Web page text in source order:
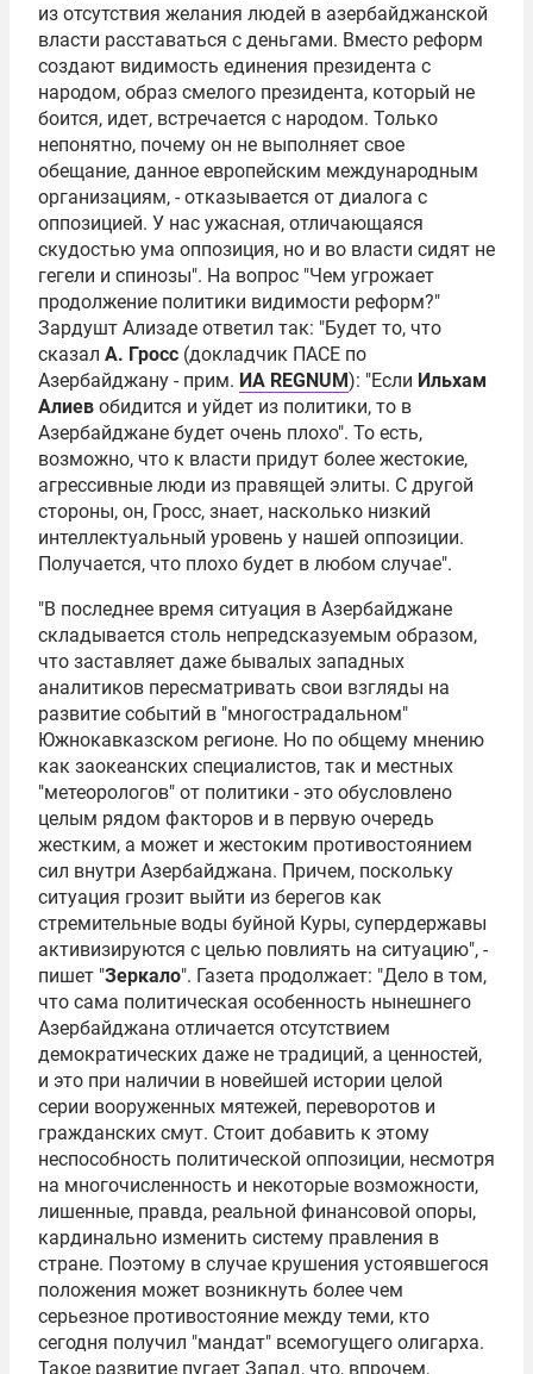
из отсутствия желания людей в азербайджанской
власти расставаться с деньгами. Вместо реформ
создают видимость единения президента с
народом, образ смелого президента, который не
боится, идет, встречается с народом. Только
непонятно, почему он не выполняет свое
обещание, данное европейским международным
организациям, - отказывается от диалога с
оппозицией. У нас ужасная, отличающаяся
скудостью ума оппозиция, но и во власти сидят не
гегели и спинозы". Hа вопрос "Чем угрожает
продолжение политики видимости реформ?"
Зардушт Ализаде ответил так: "Будет то, что
сказал А. Гросс (докладчик ПАСЕ по
Азербайджану - прим. ИА REGNUM): "Если Ильхам
Алиев обидится и уйдет из политики, то в
Азербайджане будет очень плохо". То есть,
возможно, что к власти придут более жестокие,
агрессивные люди из правящей элиты. С другой
стороны, он, Гросс, знает, насколько низкий
интеллектуальный уровень у нашей оппозиции.
Получается, что плохо будет в любом случае".
"В последнее время ситуация в Азербайджане
складывается столь непредсказуемым образом,
что заставляет даже бывалых западных
аналитиков пересматривать свои взгляды на
развитие событий в "многострадальном"
Южнокавказском регионе. Но по общему мнению
как заокеанских специалистов, так и местных
"метеорологов" от политики - это обусловлено
целым рядом факторов и в первую очередь
жестким, а может и жестоким противостоянием
сил внутри Азербайджана. Причем, поскольку
ситуация грозит выйти из берегов как
стремительные воды буйной Куры, супердержавы
активизируются с целью повлиять на ситуацию", -
пишет "Зеркало". Газета продолжает: "Дело в том,
что сама политическая особенность нынешнего
Азербайджана отличается отсутствием
демократических даже не традиций, а ценностей,
и это при наличии в новейшей истории целой
серии вооруженных мятежей, переворотов и
гражданских смут. Стоит добавить к этому
неспособность политической оппозиции, несмотря
на многочисленность и некоторые возможности,
лишенные, правда, реальной финансовой опоры,
кардинально изменить систему правления в
стране. Поэтому в случае крушения устоявшегося
положения может возникнуть более чем
серьезное противостояние между теми, кто
сегодня получил "мандат" всемогущего олигарха.
Такое развитие пугает Запад, что, впрочем,